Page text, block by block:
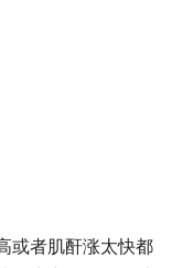
或者肌酐涨太快都